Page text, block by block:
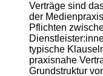
Verträge sind
der
Pflichten
typische
praxisnahe
Grundstruktur